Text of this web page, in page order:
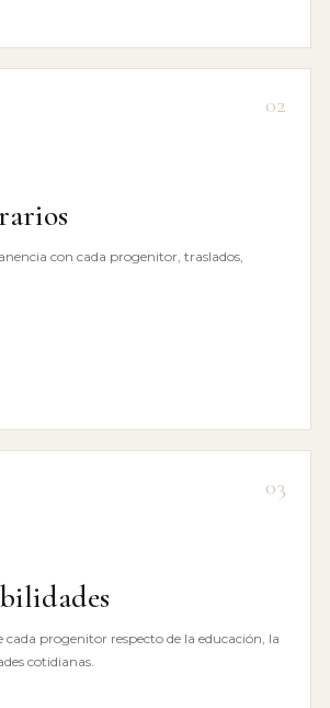
02
con cada progenitor, traslados,
03
cada progenitor respecto de la educación, la
cotidianas.